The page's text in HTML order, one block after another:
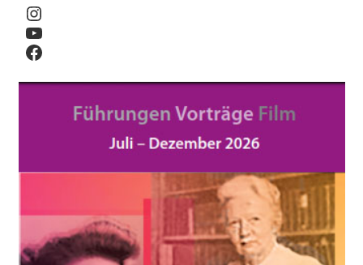
Instagram
YouTube
Facebook